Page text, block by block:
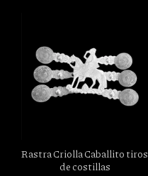
Rastra Criolla Caballito tiros
de costillas